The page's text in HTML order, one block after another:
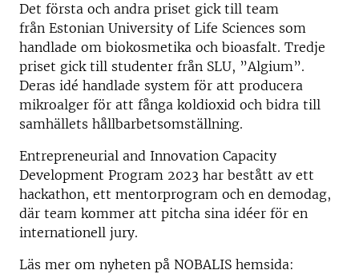
Det första och andra priset gick till team
från Estonian University of Life Sciences som
handlade om biokosmetika och bioasfalt. Tredje
priset gick till studenter från SLU, ”Algium”.
Deras idé handlade system för att producera
mikroalger för att fånga koldioxid och bidra till
samhällets hållbarbetsomställning.
Entrepreneurial and Innovation Capacity
Development Program 2023 har bestått av ett
hackathon, ett mentorprogram och en demodag,
där team kommer att pitcha sina idéer för en
internationell jury.
Läs mer om nyheten på NOBALIS hemsida: